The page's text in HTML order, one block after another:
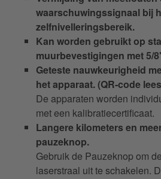
waarschuwingssignaal bij
zelfnivelleringsbereik.
Kan worden gebruikt op
muurbevestigingen met 5/
Geteste nauwkeurigheid
het apparaat. (QR-code
De apparaten worden
met een kalibratiecertificaat.
Langere kilometers en
pauzeknop.
Gebruik de Pauzeknop om
laserstraal uit te schakelen.